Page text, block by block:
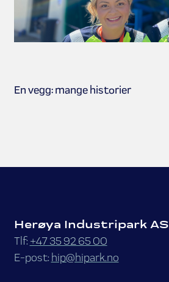
En vegg: mange historier
Herøya Industripark AS
Tlf: +47 35 92 65 00
E-post: hip@hipark.no